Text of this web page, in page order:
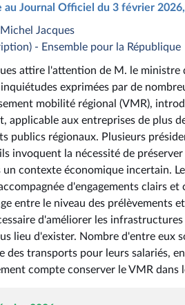
au Journal Officiel du 3 février
Jacques
- Ensemble pour la République
attire l'attention de M. le
exprimées par de
mobilité régional (VMR),
applicable aux entreprises de plus
publics régionaux. Plusieurs
invoquent la nécessité de
un contexte économique incertain.
d'engagements clairs
entre le niveau des prélèvements
d'améliorer les
lieu d'exister. Nombre d'entre eux
des transports pour leurs salariés,
compte conserver le VMR